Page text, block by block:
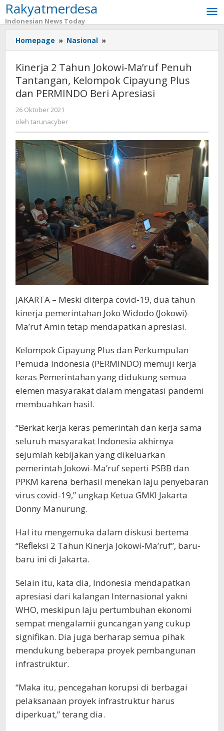
Lewati
ke
konten
Rakyatmerdesa
Indonesian News Today
Homepage » Nasional »
2
Jokowi-
Ma'ruf
Penuh
Plus
dan
PERMINDO
Beri
Apresiasi
Kinerja 2 Tahun Jokowi-Ma’ruf Penuh
Tantangan, Kelompok Cipayung Plus
dan PERMINDO Beri Apresiasi
26 Oktober 2021
oleh tarunacyber
JAKARTA – Meski diterpa covid-19, dua tahun
kinerja pemerintahan Joko Widodo (Jokowi)-
Ma’ruf Amin tetap mendapatkan apresiasi.
Kelompok Cipayung Plus dan Perkumpulan
Pemuda Indonesia (PERMINDO) memuji kerja
keras Pemerintahan yang didukung semua
elemen masyarakat dalam mengatasi pandemi
membuahkan hasil.
“Berkat kerja keras pemerintah dan kerja sama
seluruh masyarakat Indonesia akhirnya
sejumlah kebijakan yang dikeluarkan
pemerintah Jokowi-Ma’ruf seperti PSBB dan
PPKM karena berhasil menekan laju penyebaran
virus covid-19,” ungkap Ketua GMKI Jakarta
Donny Manurung.
Hal itu mengemuka dalam diskusi bertema
“Refleksi 2 Tahun Kinerja Jokowi-Ma’ruf”, baru-
baru ini di Jakarta.
Selain itu, kata dia, Indonesia mendapatkan
apresiasi dari kalangan Internasional yakni
WHO, meskipun laju pertumbuhan ekonomi
sempat mengalamii guncangan yang cukup
signifikan. Dia juga berharap semua pihak
mendukung beberapa proyek pembangunan
infrastruktur.
“Maka itu, pencegahan korupsi di berbagai
pelaksanaan proyek infrastruktur harus
diperkuat,” terang dia.